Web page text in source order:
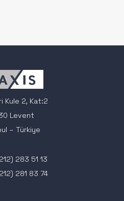
Kule 2, Kat:2
Levent
– Türkiye
283 51 13
281 83 74